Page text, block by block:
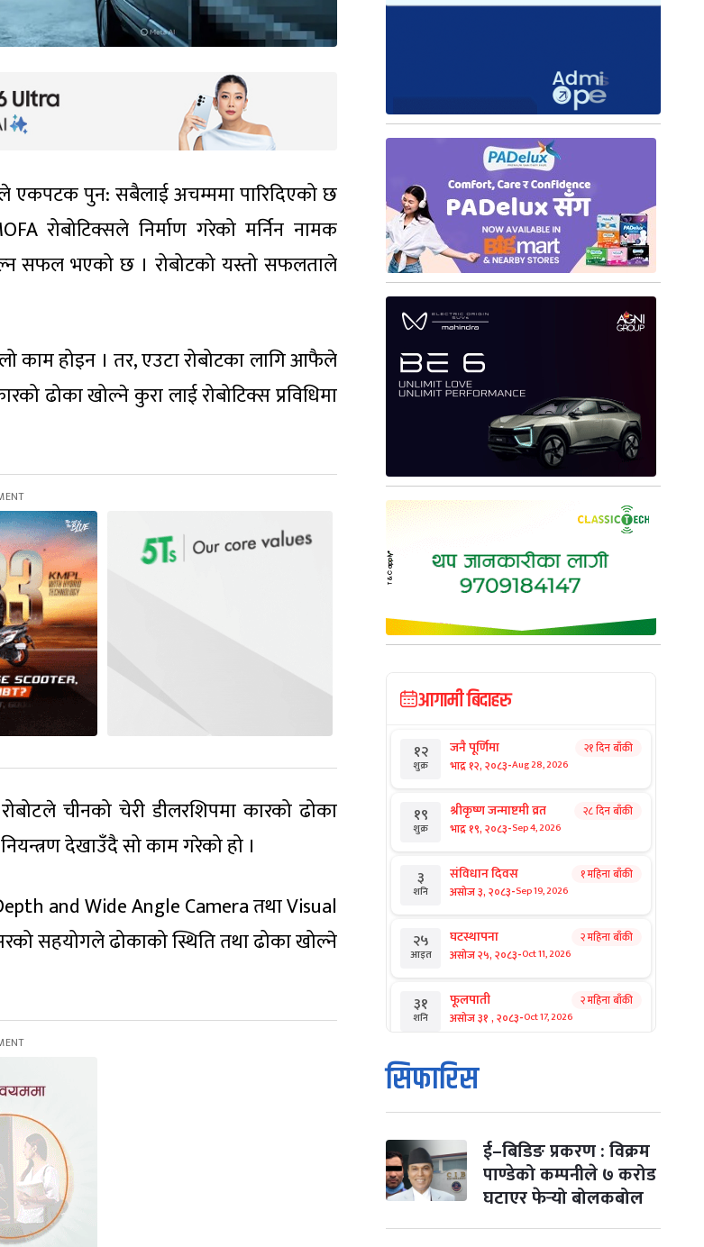
एकपटक पुन: सबैलाई अचम्ममा पारिदिएको छ
रोबोटिक्सले निर्माण गरेको मर्निन नामक
सफल भएको छ । रोबोटको यस्तो सफलताले
काम होइन । तर, एउटा रोबोटका लागि आफैले
ढोका खोल्ने कुरा लाई रोबोटिक्स प्रविधिमा
चीनको चेरी डीलरशिपमा कारको ढोका
देखाउँदै सो काम गरेको हो ।
Depth and Wide Angle Camera त‍था Visual
सहयोगले ढोकाको स्थिति तथा ढोका खोल्ने
आगामी बिदाहरु
१२
शुक्र
जनै पूर्णिमा
भाद्र १२, २०८३-Aug 28, 2026
२१ दिन बाँकी
१९
शुक्र
श्रीकृष्ण जन्माष्टमी व्रत
भाद्र १९, २०८३-Sep 4, 2026
२८ दिन बाँकी
३
शनि
संविधान दिवस
असोज ३, २०८३-Sep 19, 2026
१ महिना बाँकी
२५
आइत
घटस्थापना
असोज २५, २०८३-Oct 11, 2026
२ महिना बाँकी
३१
शनि
फूलपाती
असोज ३१ , २०८३-Oct 17, 2026
२ महिना बाँकी
१
आइत
कार्तिक सङ्क्रान्ति
कार्तिक १, २०८३
मंगल कार्तिक ३, २०८३-Oct 20, 2026
४ विजयादशमी
कार्तिक ४, २०८३-Oct 21, 2026
२ महिना बाँकी
सिफारिस
ई–बिडिङ प्रकरण : विक्रम
पाण्डेको कम्पनीले ७ करोड
घटाएर फेर्‍यो बोलकबोल